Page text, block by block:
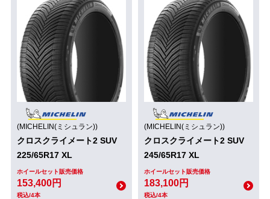
(MICHELIN(ミシュラン))
クロスクライメート2 SUV
225/65R17 XL
ホイールセット販売価格
153,400円
税込/4本
(MICHELIN(ミシュラン))
クロスクライメート2 SUV
245/65R17 XL
ホイールセット販売価格
183,100円
税込/4本